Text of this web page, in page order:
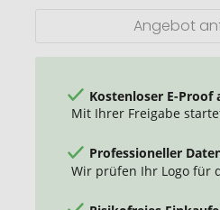
Angebot
Kostenloser E-Proof
Mit Ihrer Freigabe
Professioneller
Wir prüfen Ihr Logo für